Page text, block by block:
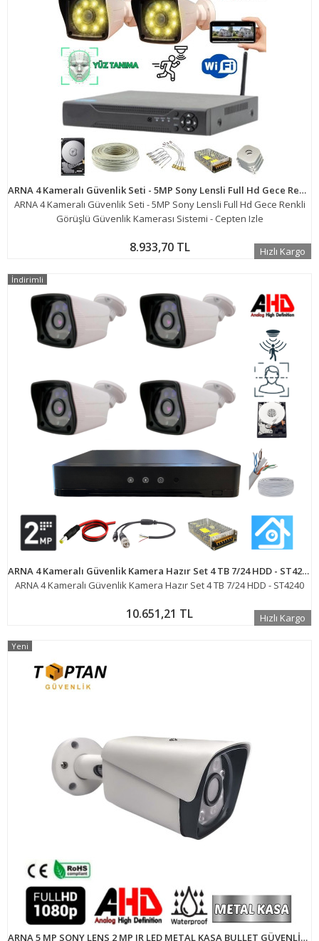
ARNA 4 Kameralı Güvenlik Seti - 5MP Sony Lensli Full Hd Gece Renkli Görüşlü Güvenlik Kamerası Sistemi - Cepten Izle
ARNA 4 Kameralı Güvenlik Seti - 5MP Sony Lensli Full Hd Gece Renkli
Görüşlü Güvenlik Kamerası Sistemi - Cepten Izle
8.933,70 TL Hızlı Kargo
ARNA 4 Kameralı Güvenlik Kamera Hazır Set 4 TB 7/24 HDD - ST4240
ARNA 4 Kameralı Güvenlik Kamera Hazır Set 4 TB 7/24 HDD - ST4240
10.651,21 TL
İndirimli
Hızlı Kargo
ARNA 5 MP SONY LENS 2 MP IR LED METAL KASA BULLET GÜVENLİK KAMERASI - ARN-3680
Yeni